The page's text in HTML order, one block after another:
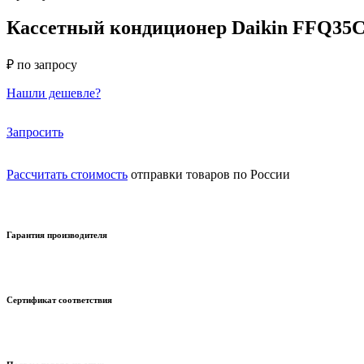
Кассетный кондиционер Daikin
₽ по запросу
Нашли дешевле?
Запросить
Рассчитать стоимость отправки товаров по России
Гарантия производителя
Сертификат соответствия